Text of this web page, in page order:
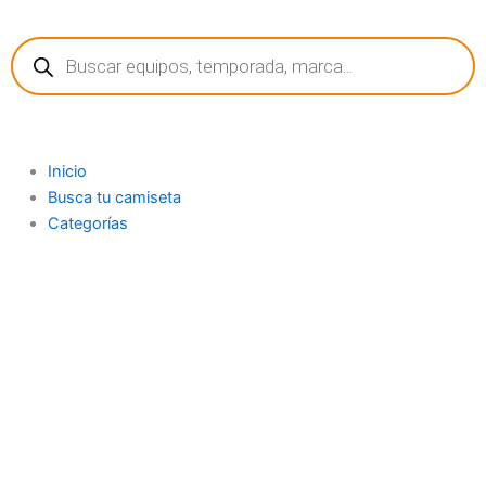
contenido
Búsqueda
de
productos
Inicio
Busca tu camiseta
Categorías